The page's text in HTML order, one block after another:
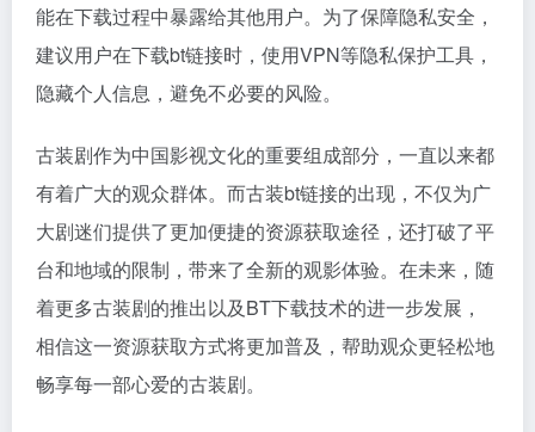
能在下载过程中暴露给其他用户。为了保障隐私安全，
建议用户在下载bt链接时，使用VPN等隐私保护工具，
隐藏个人信息，避免不必要的风险。
古装剧作为中国影视文化的重要组成部分，一直以来都
有着广大的观众群体。而古装bt链接的出现，不仅为广
大剧迷们提供了更加便捷的资源获取途径，还打破了平
台和地域的限制，带来了全新的观影体验。在未来，随
着更多古装剧的推出以及BT下载技术的进一步发展，
相信这一资源获取方式将更加普及，帮助观众更轻松地
畅享每一部心爱的古装剧。